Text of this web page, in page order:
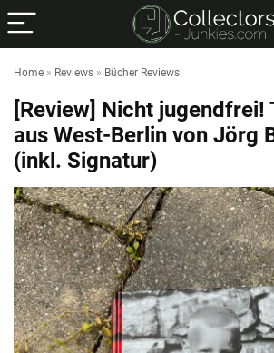
Home » Reviews » Bücher Reviews
[Review] Nicht jugendfrei!
aus West-Berlin von Jörg
(inkl. Signatur)